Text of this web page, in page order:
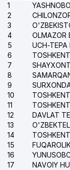
1
2
3
4
5
6
7
8
9
10
11
12
13
14
15
16
17